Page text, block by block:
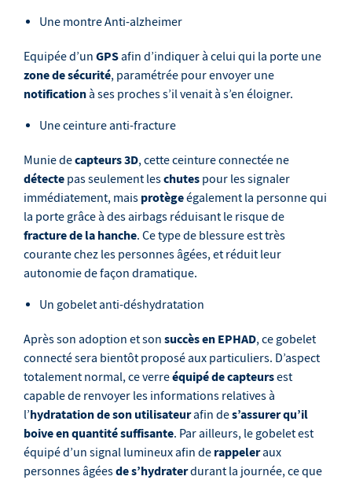
Une montre Anti-alzheimer
Equipée d’un GPSafin d’indiquer à celui qui la porte une
zone de sécurité, paramétrée pour envoyer une
notificationà ses proches s’il venait à s’en éloigner.
Une ceinture anti-fracture
Munie decapteurs 3D, cette ceinture connectée ne
détecte pas seulement leschutes pour les signaler
immédiatement, mais protègeégalement la personne qui
la porte grâce à des airbags réduisant le risque de
fracture de la hanche. Ce type de blessure est très
courante chez les personnes âgées, et réduit leur
autonomie de façon dramatique.
Un gobelet anti-déshydratation
Après son adoption et son succès en EPHAD, ce gobelet
connecté sera bientôt proposé aux particuliers. D’aspect
totalement normal, ce verreéquipé de capteursest
capable de renvoyer les informations relatives à
l’hydratation de son utilisateurafin des’assurer qu’il
boive en quantité suffisante. Par ailleurs, le gobelet est
équipé d’un signal lumineux afin de rappeleraux
personnes âgéesde s’hydraterdurant la journée, ce que